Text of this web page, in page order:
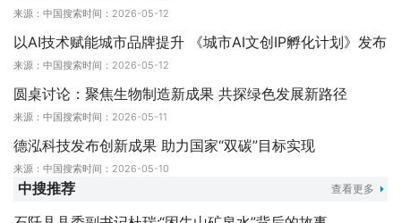
来源：中国搜索时间：2026-05-12
以AI技术赋能城市品牌提升 《城市AI文创IP孵化计划》发布
来源：中国搜索时间：2026-05-12
圆桌讨论：聚焦生物制造新成果 共探绿色发展新路径
来源：中国搜索时间：2026-05-11
德泓科技发布创新成果 助力国家“双碳”目标实现
来源：中国搜索时间：2026-05-10
中搜推荐 查看更多